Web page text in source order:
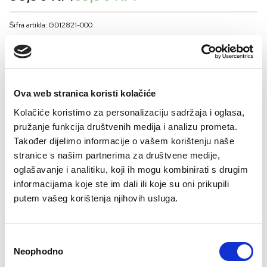
Ova web stranica koristi kolačiće
Kolačiće koristimo za personalizaciju sadržaja i oglasa,
pružanje funkcija društvenih medija i analizu prometa.
Također dijelimo informacije o vašem korištenju naše
stranice s našim partnerima za društvene medije,
oglašavanje i analitiku, koji ih mogu kombinirati s drugim
informacijama koje ste im dali ili koje su oni prikupili
putem vašeg korištenja njihovih usluga.
Selection
Neophodno
price
was:
99,90 KM.
price
is:
69,90 KM.
Šifra artikla: GD12821-000
BOJA
VELIČINA MUŠKARCI
50 52 54 56
Kalkulator veličina
- + DODAJTE U KORPU
Sastav